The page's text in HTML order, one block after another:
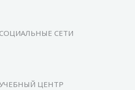
СОЦИАЛЬНЫЕ СЕТИ
ЦЕНТР